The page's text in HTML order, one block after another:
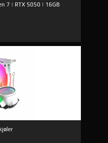
7 | RTX 5050 | 16GB